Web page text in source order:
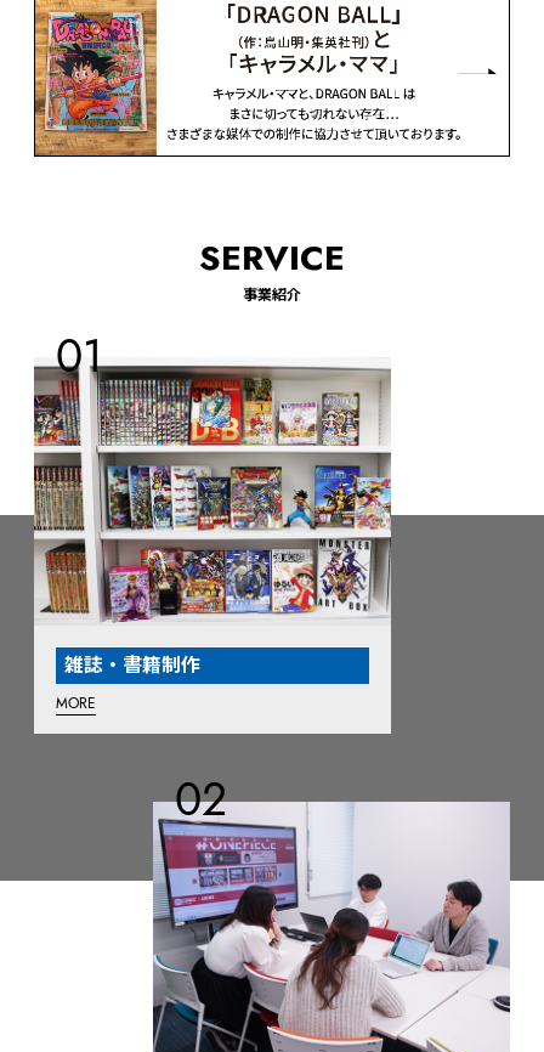
SERVICE
事業紹介
雑誌・書籍制作
MORE